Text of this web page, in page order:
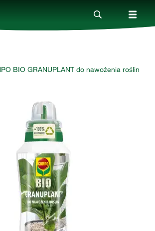
BIO GRANUPLANT do nawożenia roślin